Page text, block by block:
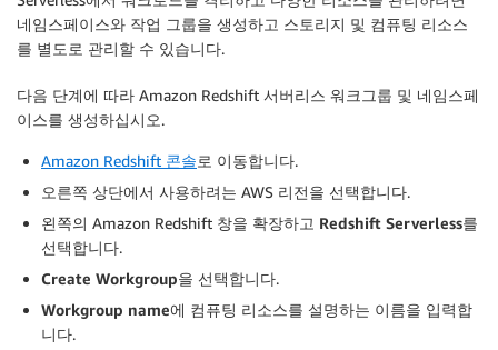
네임스페이스와 작업 그룹을 생성하고 스토리지 및 컴퓨팅 리소스
를 별도로 관리할 수 있습니다.
다음 단계에 따라 Amazon Redshift 서버리스 워크그룹 및 네임스페
이스를 생성하십시오.
Amazon Redshift 콘솔로 이동합니다.
오른쪽 상단에서 사용하려는 AWS 리전을 선택합니다.
왼쪽의 Amazon Redshift 창을 확장하고 Redshift Serverless를
선택합니다.
Create Workgroup을 선택합니다.
Workgroup name에 컴퓨팅 리소스를 설명하는 이름을 입력합
니다.